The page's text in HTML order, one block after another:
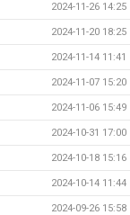
2024-11-26 14:25
2024-11-20 18:25
2024-11-14 11:41
2024-11-07 15:20
2024-11-06 15:49
2024-10-31 17:00
2024-10-18 15:16
2024-10-14 11:44
2024-09-26 15:58